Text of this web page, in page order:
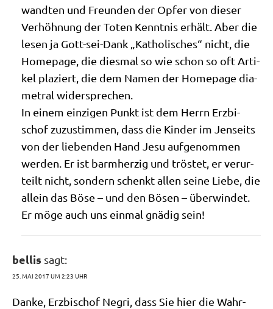
wand­ten und Freun­den der Opfer von die­ser
Ver­höh­nung der Toten Kennt­nis erhält. Aber die
lesen ja Gott-sei-Dank „Katho­li­sches“ nicht, die
Home­page, die dies­mal so wie schon so oft Arti­
kel pla­ziert, die dem Namen der Home­page dia­
me­tral widersprechen.
In einem ein­zi­gen Punkt ist dem Herrn Erz­bi­
schof zuzu­stim­men, dass die Kin­der im Jen­seits
von der lie­ben­den Hand Jesu auf­ge­nom­men
wer­den. Er ist barm­her­zig und trö­stet, er ver­ur­
teilt nicht, son­dern schenkt allen sei­ne Lie­be, die
allein das Böse – und den Bösen – über­win­det.
Er möge auch uns ein­mal gnä­dig sein!
bellis sagt:
25. MAI 2017 UM 2:23 UHR
Dan­ke, Erz­bi­schof Negri, dass Sie hier die Wahr­